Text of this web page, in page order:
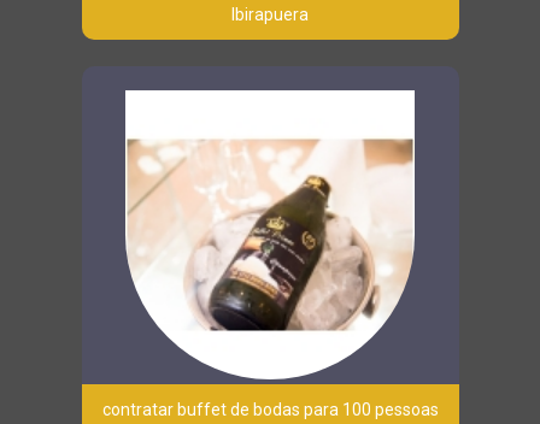
Ibirapuera
contratar buffet de bodas para 100 pessoas